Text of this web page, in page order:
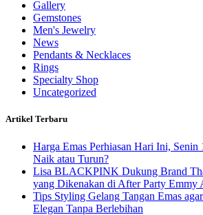
Gallery
Gemstones
Men's Jewelry
News
Pendants & Necklaces
Rings
Specialty Shop
Uncategorized
Artikel Terbaru
Harga Emas Perhiasan Hari Ini, Senin
Naik atau Turun?
Lisa BLACKPINK Dukung Brand
yang Dikenakan di After Party Emmy
Tips Styling Gelang Tangan Emas
Elegan Tanpa Berlebihan